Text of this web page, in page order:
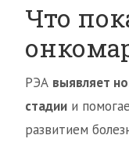
Что
РЭА выявляет
стадии и
развитием